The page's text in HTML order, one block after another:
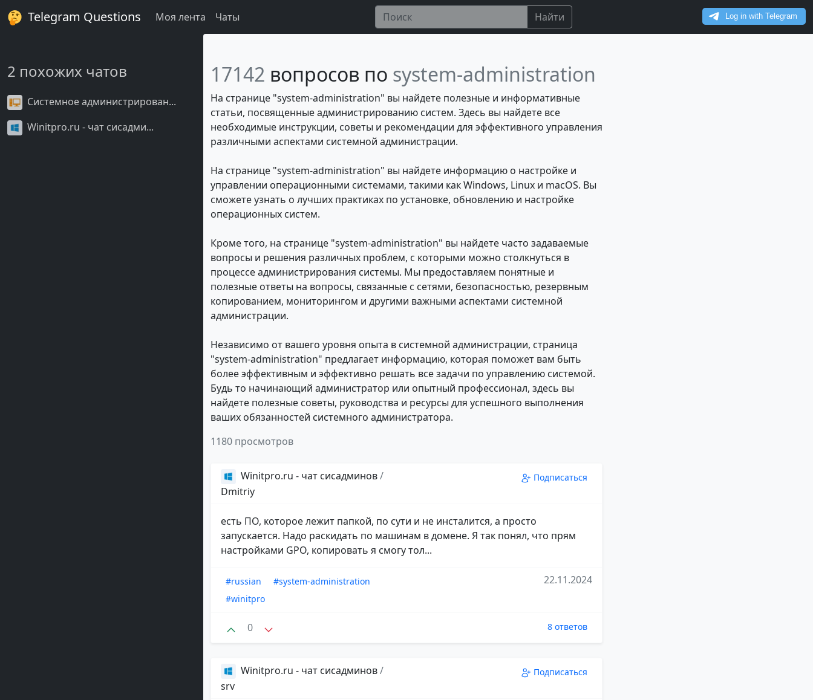
Telegram Questions Моя лента Чаты Найти
2 похожих чатов
Системное администрирован...
Winitpro.ru - чат сисадми...
17142 вопросов по system-administration
На странице "system-administration" вы найдете полезные и информативные
статьи, посвященные администрированию систем. Здесь вы найдете все
необходимые инструкции, советы и рекомендации для эффективного управления
различными аспектами системной администрации.
На странице "system-administration" вы найдете информацию о настройке и
управлении операционными системами, такими как Windows, Linux и macOS. Вы
сможете узнать о лучших практиках по установке, обновлению и настройке
операционных систем.
Кроме того, на странице "system-administration" вы найдете часто задаваемые
вопросы и решения различных проблем, с которыми можно столкнуться в
процессе администрирования системы. Мы предоставляем понятные и
полезные ответы на вопросы, связанные с сетями, безопасностью, резервным
копированием, мониторингом и другими важными аспектами системной
администрации.
Независимо от вашего уровня опыта в системной администрации, страница
"system-administration" предлагает информацию, которая поможет вам быть
более эффективным и эффективно решать все задачи по управлению системой.
Будь то начинающий администратор или опытный профессионал, здесь вы
найдете полезные советы, руководства и ресурсы для успешного выполнения
ваших обязанностей системного администратора.
1180 просмотров
Winitpro.ru - чат сисадминов/
Dmitriy
Подписаться
есть ПО, которое лежит папкой, по сути и не инсталится, а просто
запускается. Надо раскидать по машинам в домене. Я так понял, что прям
настройками GPO, копировать я смогу тол...
#russian
#system-administration
#winitpro
22.11.2024
0 8 ответов
Winitpro.ru - чат сисадминов/
srv
Подписаться